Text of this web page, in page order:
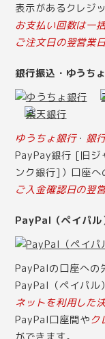
表示があるクレジ
お支払い回数は一
ご注文日の翌営業
銀行振込・ゆうち
ゆうちょ銀行・ 銀
PayPay銀行 [旧ジ
ンク銀行]）口座へ
ご入金確認日の翌
PayPal（ペイパル
PayPalの口座への
PayPal（ペイパル
ネットを利用した
PayPal口座間やク